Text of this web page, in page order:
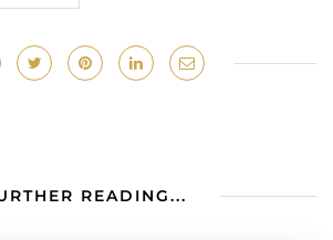
READING...